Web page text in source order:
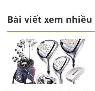
Bài viết xem nhiều